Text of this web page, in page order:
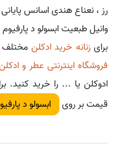
رز ، نعناع هندی اسانس
وانیل طبعیت ابسولو د
برایزنانه خرید ادکلنمختلف
فروشگاه اینترنتی عطر و
ادوکلن یا ... را خرید
قیمت بر روی
ابسولو د